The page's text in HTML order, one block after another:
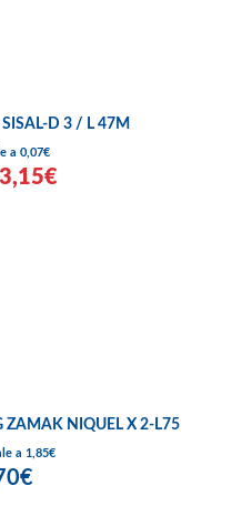
D 3 / L 47M
a 0,07€
3,15€
ZAMAK NIQUEL X 2-L75
a 1,85€